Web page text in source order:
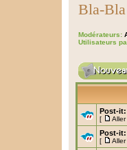
Bla-Bla
Modérateurs:
Utilisateurs
Post-it:
[
Post-it:
[